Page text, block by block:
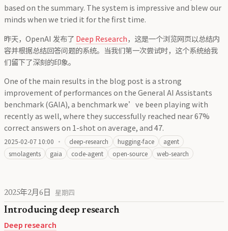
based on the summary. The system is impressive and blew our
minds when we tried it for the first time.
昨天，OpenAI 发布了 Deep Research，这是一个浏览网页以总结内
容并根据总结回答问题的系统。当我们第一次尝试时，这个系统给我
们留下了深刻的印象。
One of the main results in the blog post is a strong
improvement of performances on the General AI Assistants
benchmark (GAIA), a benchmark we’ve been playing with
recently as well, where they successfully reached near 67%
correct answers on 1-shot on average, and 47.
2025-02-07 10:00 · deep-research hugging-face
agent
smolagents
gaia code-agent open-source web-search
2025年2月6日 星期四
Introducing deep research
Deep research